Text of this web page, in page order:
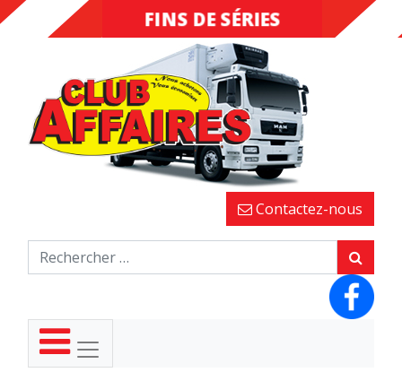
DESTOCKAGE
FINS DE SÉRIES
Contactez-nous